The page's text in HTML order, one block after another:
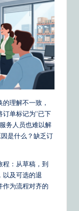
理解不一致，
单标记为“已下
务人员也难以解
是什么？缺乏订
程：从草稿，到
以及可选的退
作为流程对齐的